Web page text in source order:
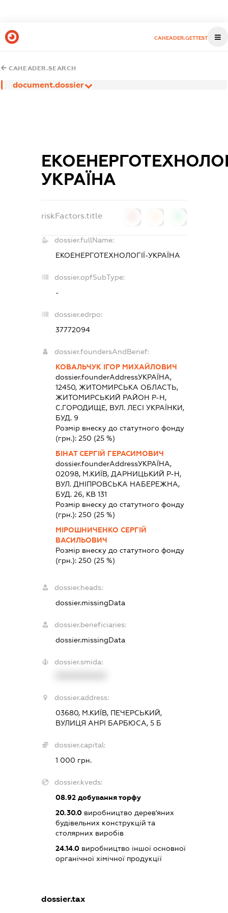
CAHEADER.GETTEST
CAHEADER.SEARCH
document.dossier
УКРАЇНА
riskFactors.title
dossier.fullName:
ЕКОЕНЕРГОТЕХНОЛОГІЇ-УКРАЇНА
dossier.opfSubType:
-
dossier.edrpo:
37772094
dossier.foundersAndBenef:
КОВАЛЬЧУК ІГОР МИХАЙЛОВИЧ
dossier.founderAddressУКРАЇНА,
12450, ЖИТОМИРСЬКА ОБЛАСТЬ,
ЖИТОМИРСЬКИЙ РАЙОН Р-Н,
С.ГОРОДИЩЕ, ВУЛ. ЛЕСІ УКРАЇНКИ,
БУД. 9
Розмір внеску до статутного фонду
(грн.): 250 (25 %)
БІНАТ СЕРГІЙ ГЕРАСИМОВИЧ
dossier.founderAddressУКРАЇНА,
02098, М.КИЇВ, ДАРНИЦЬКИЙ Р-Н,
ВУЛ. ДНІПРОВСЬКА НАБЕРЕЖНА,
БУД. 26, КВ 131
Розмір внеску до статутного фонду
(грн.): 250 (25 %)
МІРОШНИЧЕНКО СЕРГІЙ
ВАСИЛЬОВИЧ
Розмір внеску до статутного фонду
(грн.): 250 (25 %)
dossier.heads:
dossier.missingData
dossier.beneficiaries:
dossier.missingData
dossier.smida:
dossier.address:
03680, М.КИЇВ, ПЕЧЕРСЬКИЙ,
ВУЛИЦЯ АНРІ БАРБЮСА, 5 Б
dossier.capital:
1 000 грн.
dossier.kveds:
08.92добування торфу
20.30.0виробництво дерев'яних
будівельних конструкцій та
столярних виробів
24.14.0виробництво іншої основної
органічної хімічної продукції
dossier.tax